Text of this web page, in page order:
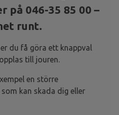
på 046-35 85 00 –
runt.
du få göra ett knappval
till jouren.
en större
kan skada dig eller